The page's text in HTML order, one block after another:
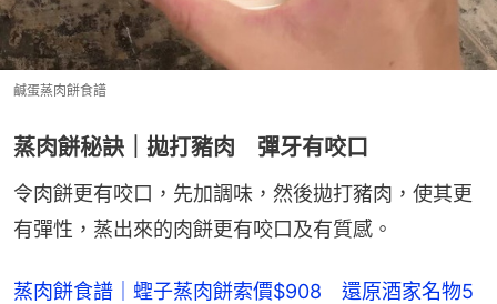
鹹蛋蒸肉餅食譜
蒸肉餅秘訣｜拋打豬肉 彈牙有咬口
令肉餅更有咬口，先加調味，然後拋打豬肉，使其更
有彈性，蒸出來的肉餅更有咬口及有質感。
蒸肉餅食譜｜蟶子蒸肉餅索價$908　還原酒家名物5